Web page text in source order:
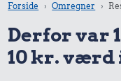
Forside Omregner
Derfor var
10 kr. værd